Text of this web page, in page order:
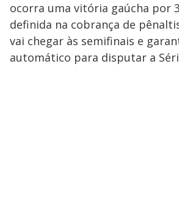
ocorra uma vitória gaúcha por
definida na cobrança de
vai chegar às semifinais e
automático para disputar a